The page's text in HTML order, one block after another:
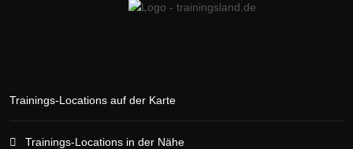
Trainings-Locations auf der Karte
Trainings-Locations in der Nähe